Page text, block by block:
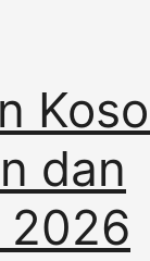
dan
2026